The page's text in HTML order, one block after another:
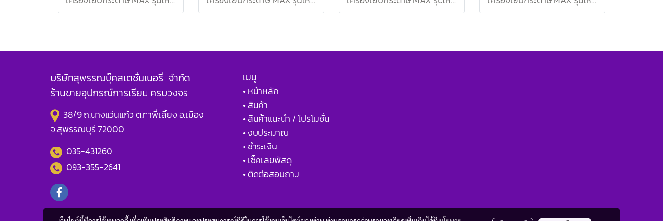
บริษัทสุพรรณบุ๊คสเตชั่นเนอรี่ จำกัด
ร้านขายอุปกรณ์การเรียน ครบวงจร
38/9 ถ.นางแว่นแก้ว ต.ท่าพี่เลี้ยง อ.เมือง
จ.สุพรรณบุรี 72000
035-431260
093-355-2641
เมนู
• หน้าหลัก
• สินค้า
• สินค้าแนะนำ / โปรโมชั่น
• งบประมาณ
• ชำระเงิน
• เช็คเลขพัสดุ
• ติดต่อสอบถาม